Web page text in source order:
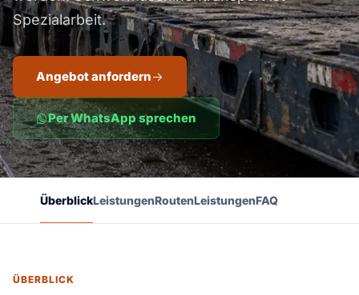
Spezialarbeit.
Angebot anfordern
Per WhatsApp sprechen
ÜberblickLeistungenRoutenLeistungenFAQ
ÜBERBLICK